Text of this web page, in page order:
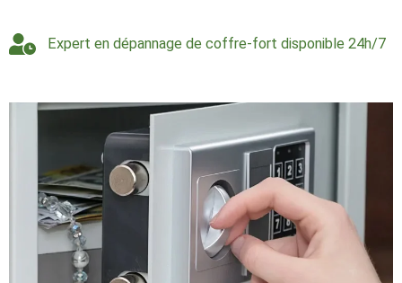
Expert en dépannage de coffre-fort disponible 24h/7